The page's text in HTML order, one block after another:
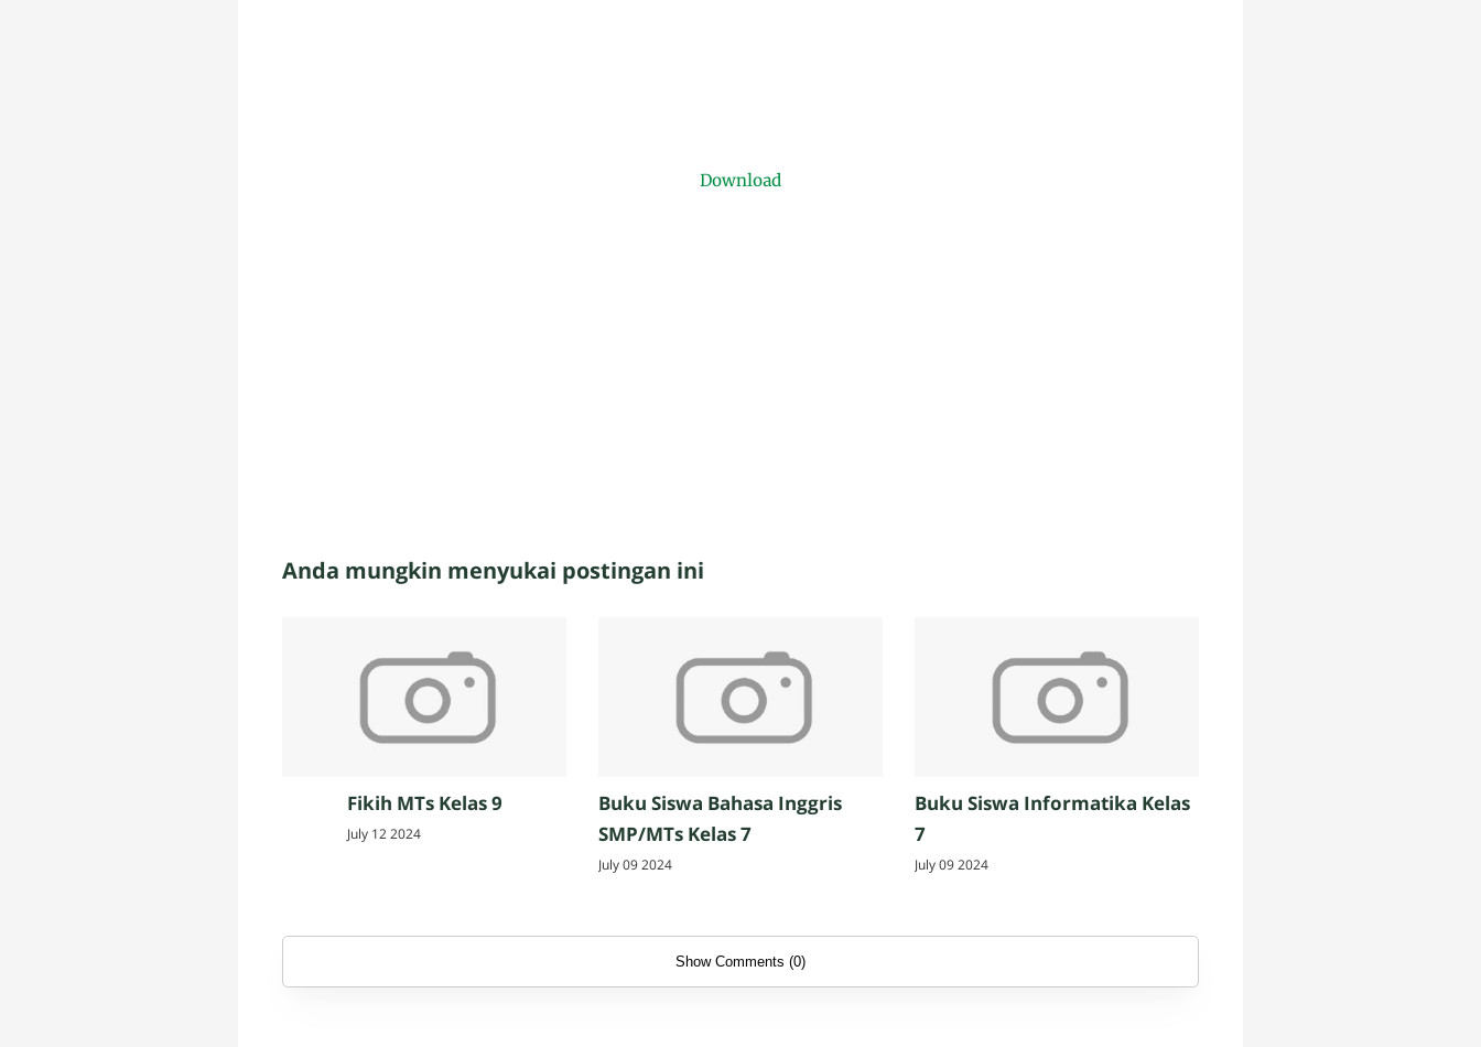
Download
Anda mungkin menyukai postingan ini
Fikih MTs Kelas 9
July 12 2024
Buku Siswa Bahasa Inggris
SMP/MTs Kelas 7
July 09 2024
Buku Siswa Informatika Kelas
7
July 09 2024
Show Comments (0)